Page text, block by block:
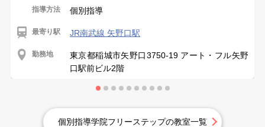
指導方法 個別指導
最寄り駅 JR南武線 矢野口駅
勤務地
東京都稲城市矢野口3750-19 アート・フル矢野
口駅前ビル2階
個別指導学院フリーステップの教室一覧